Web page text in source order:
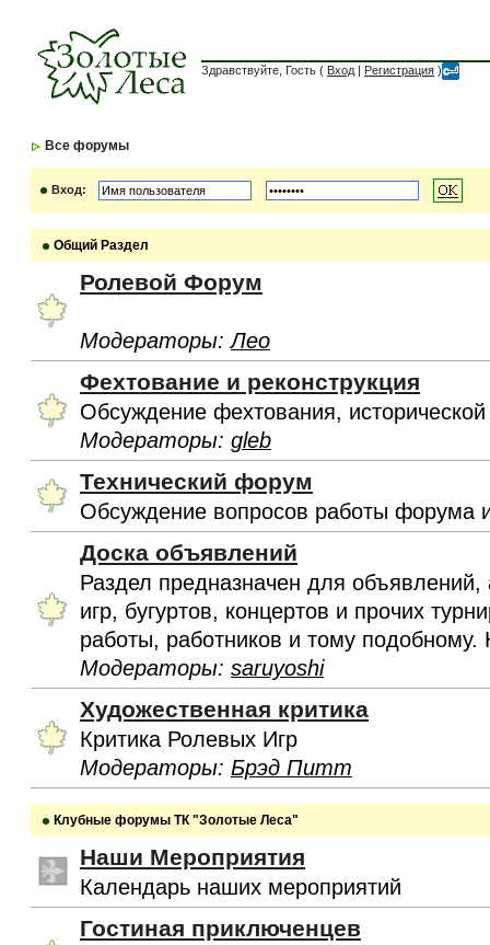
Здравствуйте, Гость ( Вход | Регистрация )
Все форумы
Вход:
Общий Раздел
Ролевой Форум
Модераторы:Лео
Фехтование и реконструкция
Обсуждение фехтования,
Модераторы: gleb
Технический форум
Обсуждение вопросов работы форума
Доска объявлений
Раздел предназначен для
игр, бугуртов, концертов и прочих
работы, работников и тому подобному.
Модераторы: saruyoshi
Художественная критика
Критика Ролевых Игр
Модераторы: Брэд Питт
Клубные форумы ТК "Золотые Леса"
Наши Мероприятия
Календарь наших мероприятий
Гостиная приключенцев